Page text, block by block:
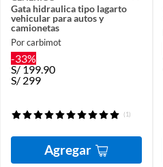
Gata hidraulica tipo lagarto
vehicular para autos y
camionetas
Por carbimot
-33%
S/ 199.90
S/ 299
(1)
Agregar